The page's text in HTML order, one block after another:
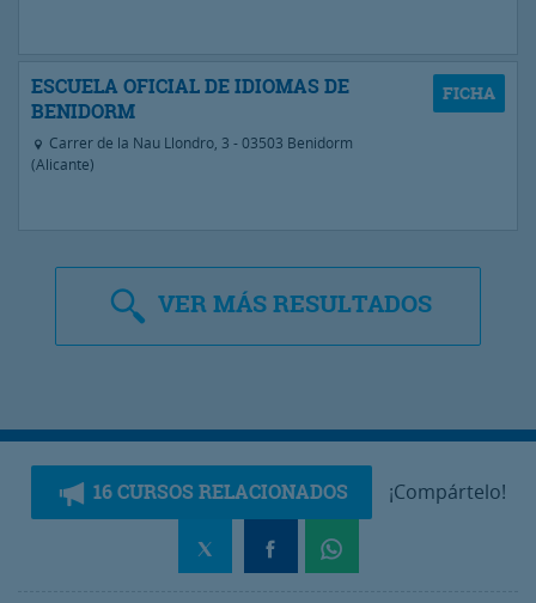
ESCUELA OFICIAL DE IDIOMAS DE
BENIDORM
Carrer de la Nau Llondro, 3 - 03503 Benidorm
(Alicante)
VERMÁS RESULTADOS
16 CURSOS RELACIONADOS ¡Compártelo!